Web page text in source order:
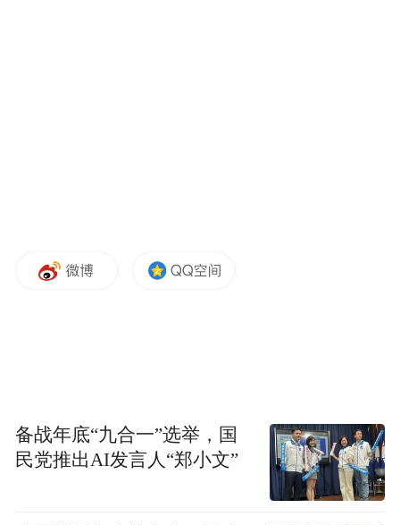
亲爱的同学们：
学期。在此，我谨代表学校全体教职工，向
满载收获与憧憬返校的同学们致以最热烈的
欢迎！向怀揣梦想、新加入南京交通中等专
备战年底“九合一”选举，国
民党推出AI发言人“郑小文”